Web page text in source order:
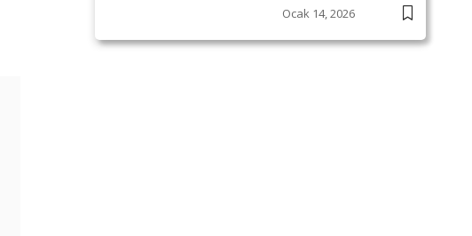
Ocak 14, 2026